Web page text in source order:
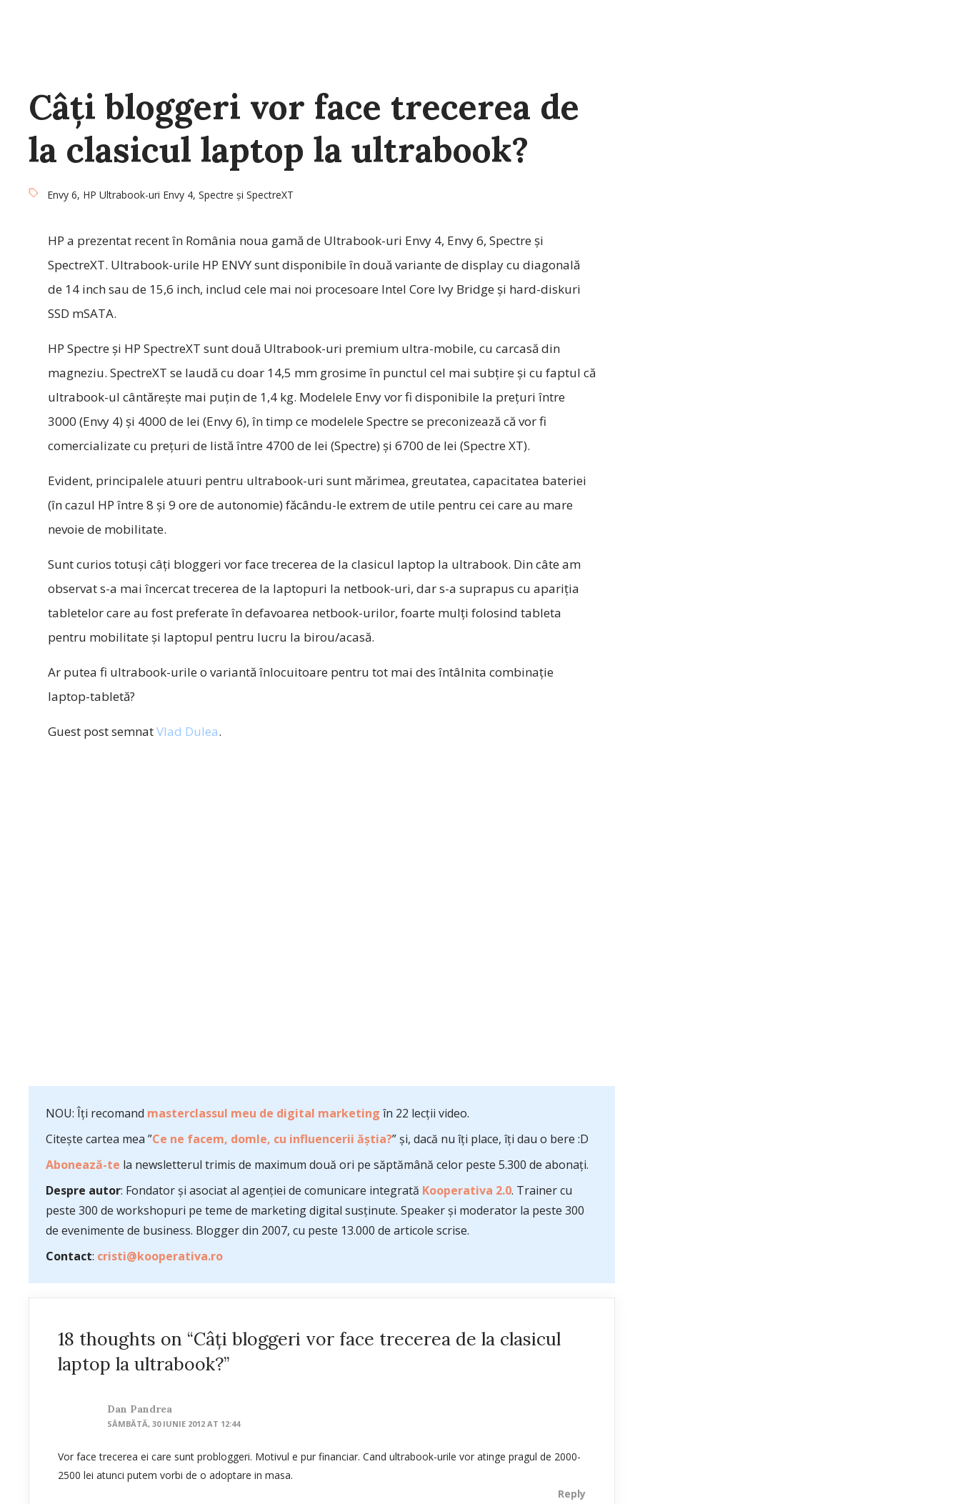
Câți bloggeri vor face trecerea de
la clasicul laptop la ultrabook?
Envy 6, HP Ultrabook-uri Envy 4, Spectre și SpectreXT
HP a prezentat recent în România noua gamă de Ultrabook-uri Envy 4, Envy 6, Spectre și
SpectreXT. Ultrabook-urile HP ENVY sunt disponibile în două variante de display cu diagonală
de 14 inch sau de 15,6 inch, includ cele mai noi procesoare Intel Core Ivy Bridge şi hard-diskuri
SSD mSATA.
HP Spectre și HP SpectreXT sunt două Ultrabook-uri premium ultra-mobile, cu carcasă din
magneziu. SpectreXT se laudă cu doar 14,5 mm grosime în punctul cel mai subţire și cu faptul că
ultrabook-ul cântăreşte mai puţin de 1,4 kg. Modelele Envy vor fi disponibile la prețuri între
3000 (Envy 4) și 4000 de lei (Envy 6), în timp ce modelele Spectre se preconizează că vor fi
comercializate cu prețuri de listă între 4700 de lei (Spectre) și 6700 de lei (Spectre XT).
Evident, principalele atuuri pentru ultrabook-uri sunt mărimea, greutatea, capacitatea bateriei
(în cazul HP între 8 și 9 ore de autonomie) făcându-le extrem de utile pentru cei care au mare
nevoie de mobilitate.
Sunt curios totuși câți bloggeri vor face trecerea de la clasicul laptop la ultrabook. Din câte am
observat s-a mai încercat trecerea de la laptopuri la netbook-uri, dar s-a suprapus cu apariția
tabletelor care au fost preferate în defavoarea netbook-urilor, foarte mulți folosind tableta
pentru mobilitate și laptopul pentru lucru la birou/acasă.
Ar putea fi ultrabook-urile o variantă înlocuitoare pentru tot mai des întâlnita combinație
laptop-tabletă?
Guest post semnatVlad Dulea.
NOU: Îți recomand masterclassul meu de digital marketing în 22 lecții video.
Citește cartea mea ”Ce ne facem, domle, cu influencerii ăștia?” și, dacă nu îți place, îți dau o bere :D
Abonează-te la newsletterul trimis de maximum două ori pe săptămână celor peste 5.300 de abonați.
Despre autor: Fondator și asociat al agenției de comunicare integrată Kooperativa 2.0. Trainer cu
peste 300 de workshopuri pe teme de marketing digital susținute. Speaker și moderator la peste 300
de evenimente de business. Blogger din 2007, cu peste 13.000 de articole scrise.
Contact: cristi@kooperativa.ro
18 thoughts on “Câți bloggeri vor face trecerea de la clasicul
laptop la ultrabook?”
Dan Pandrea
SÂMBĂTĂ, 30 IUNIE 2012 AT 12:44
Vor face trecerea ei care sunt probloggeri. Motivul e pur financiar. Cand ultrabook-urile vor atinge pragul de 2000-
2500 lei atunci putem vorbi de o adoptare in masa.
Reply